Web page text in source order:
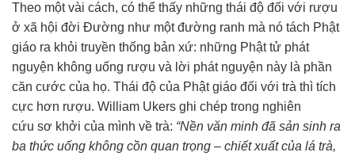
Theo một vài cách, có thể thấy những thái độ đối với rượu
ở xã hội đời Đường như một đường ranh mà nó tách Phật
giáo ra khỏi truyền thống bản xứ: những Phật tử phát
nguyện không uống rượu và lời phát nguyện này là phần
căn cước của họ. Thái độ của Phật giáo đối với trà thì tích
cực hơn rượu. William Ukers ghi chép trong nghiên
cứu sơ khởi của mình về trà: “Nền văn minh đã sản sinh ra
ba thức uống không cồn quan trọng – chiết xuất của lá trà,